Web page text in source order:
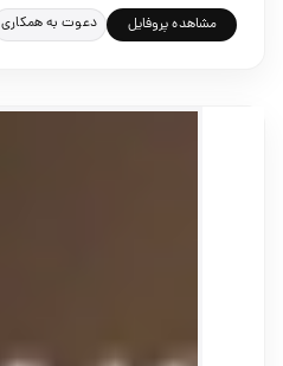
مشاهده پروفایل دعوت به همکاری